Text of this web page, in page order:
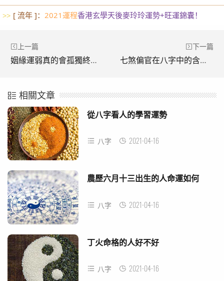
>> [ 流年 ]： 2021運程香港玄學天後麥玲玲運勢+旺運錦囊！
上一篇
姻緣運弱真的會孤獨終老嗎？八字命理解析先天桃花弱
下一篇
七煞偏官在八字中的含義，生辰八字詳細分析偏官影響
相關文章
從八字看人的學習運勢
八字 2021-04-16
農歷六月十三出生的人命運如何
八字 2021-04-16
丁火命格的人好不好
八字 2021-04-16